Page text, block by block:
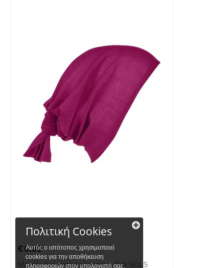
€ 0.95
Μαντίλι πολλαπλών χρήσεων Bolt SOLS
Πολιτική Cookies
Αυτός ο ιστότοπος χρησιμοποιεί
cookies για την αποθήκευση
πληροφοριών στον υπολογιστή σας.